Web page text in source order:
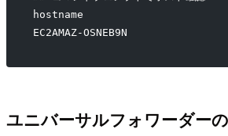
hostname
EC2AMAZ-OSNEB9N
ユニバーサルフォワーダー